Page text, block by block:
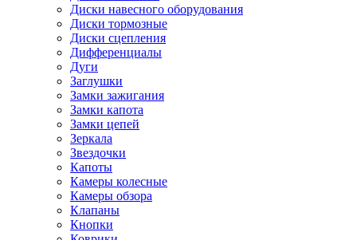
Диски навесного оборудования
Диски тормозные
Диски сцепления
Дифференциалы
Дуги
Заглушки
Замки зажигания
Замки капота
Замки цепей
Зеркала
Звездочки
Капоты
Камеры колесные
Камеры обзора
Клапаны
Кнопки